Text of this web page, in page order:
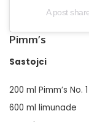
A post
Pimm’s
Sastojci
200 ml Pimm’s No. 1
600 ml limunade